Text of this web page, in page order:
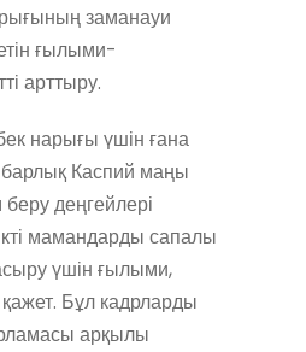
заманауи
ғылыми-
арттыру.
нарығы үшін ғана
Каспий маңы
деңгейлері
мамандарды сапалы
үшін ғылыми,
Бұл кадрларды
арқылы